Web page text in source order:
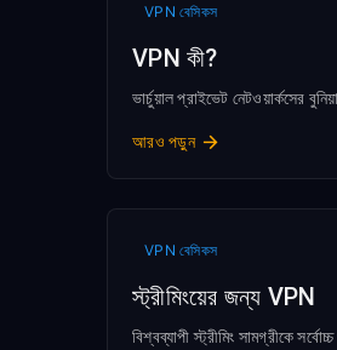
VPN বেসিকস
VPN কী?
ভার্চুয়াল প্রাইভেট নেটওয়ার্কসের
আরও পড়ুন
VPN বেসিকস
স্ট্রীমিংয়ের জন্য VPN
বিশ্বব্যাপী স্ট্রীমিং সামগ্রীকে